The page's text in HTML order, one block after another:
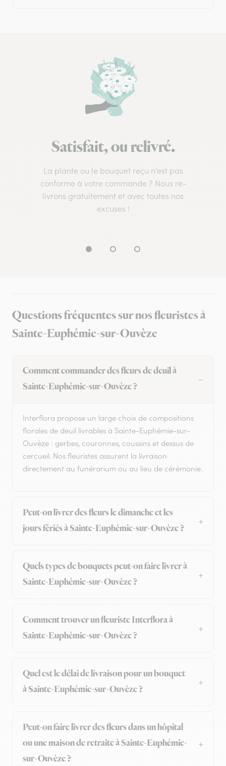
Satisfait, ou relivré.
La plante ou le bouquet reçu n’est pas
conforme à votre commande ? Nous re-
livrons gratuitement et avec toutes nos
excuses !
Questions fréquentes sur nos fleuristes à
Sainte-Euphémie-sur-Ouvèze
Comment commander des fleurs de deuil à
Sainte-Euphémie-sur-Ouvèze ?
Interflora propose un large choix de compositions
florales de deuil livrables à Sainte-Euphémie-sur-
Ouvèze : gerbes, couronnes, coussins et dessus de
cercueil. Nos fleuristes assurent la livraison
directement au funérarium ou au lieu de cérémonie.
Peut-on livrer des fleurs le dimanche et les
jours fériés à Sainte-Euphémie-sur-Ouvèze ?
Quels types de bouquets peut-on faire livrer à
Sainte-Euphémie-sur-Ouvèze ?
Comment trouver un fleuriste Interflora à
Sainte-Euphémie-sur-Ouvèze ?
Quel est le délai de livraison pour un bouquet
à Sainte-Euphémie-sur-Ouvèze ?
Peut-on faire livrer des fleurs dans un hôpital
ou une maison de retraite à Sainte-Euphémie-
sur-Ouvèze ?